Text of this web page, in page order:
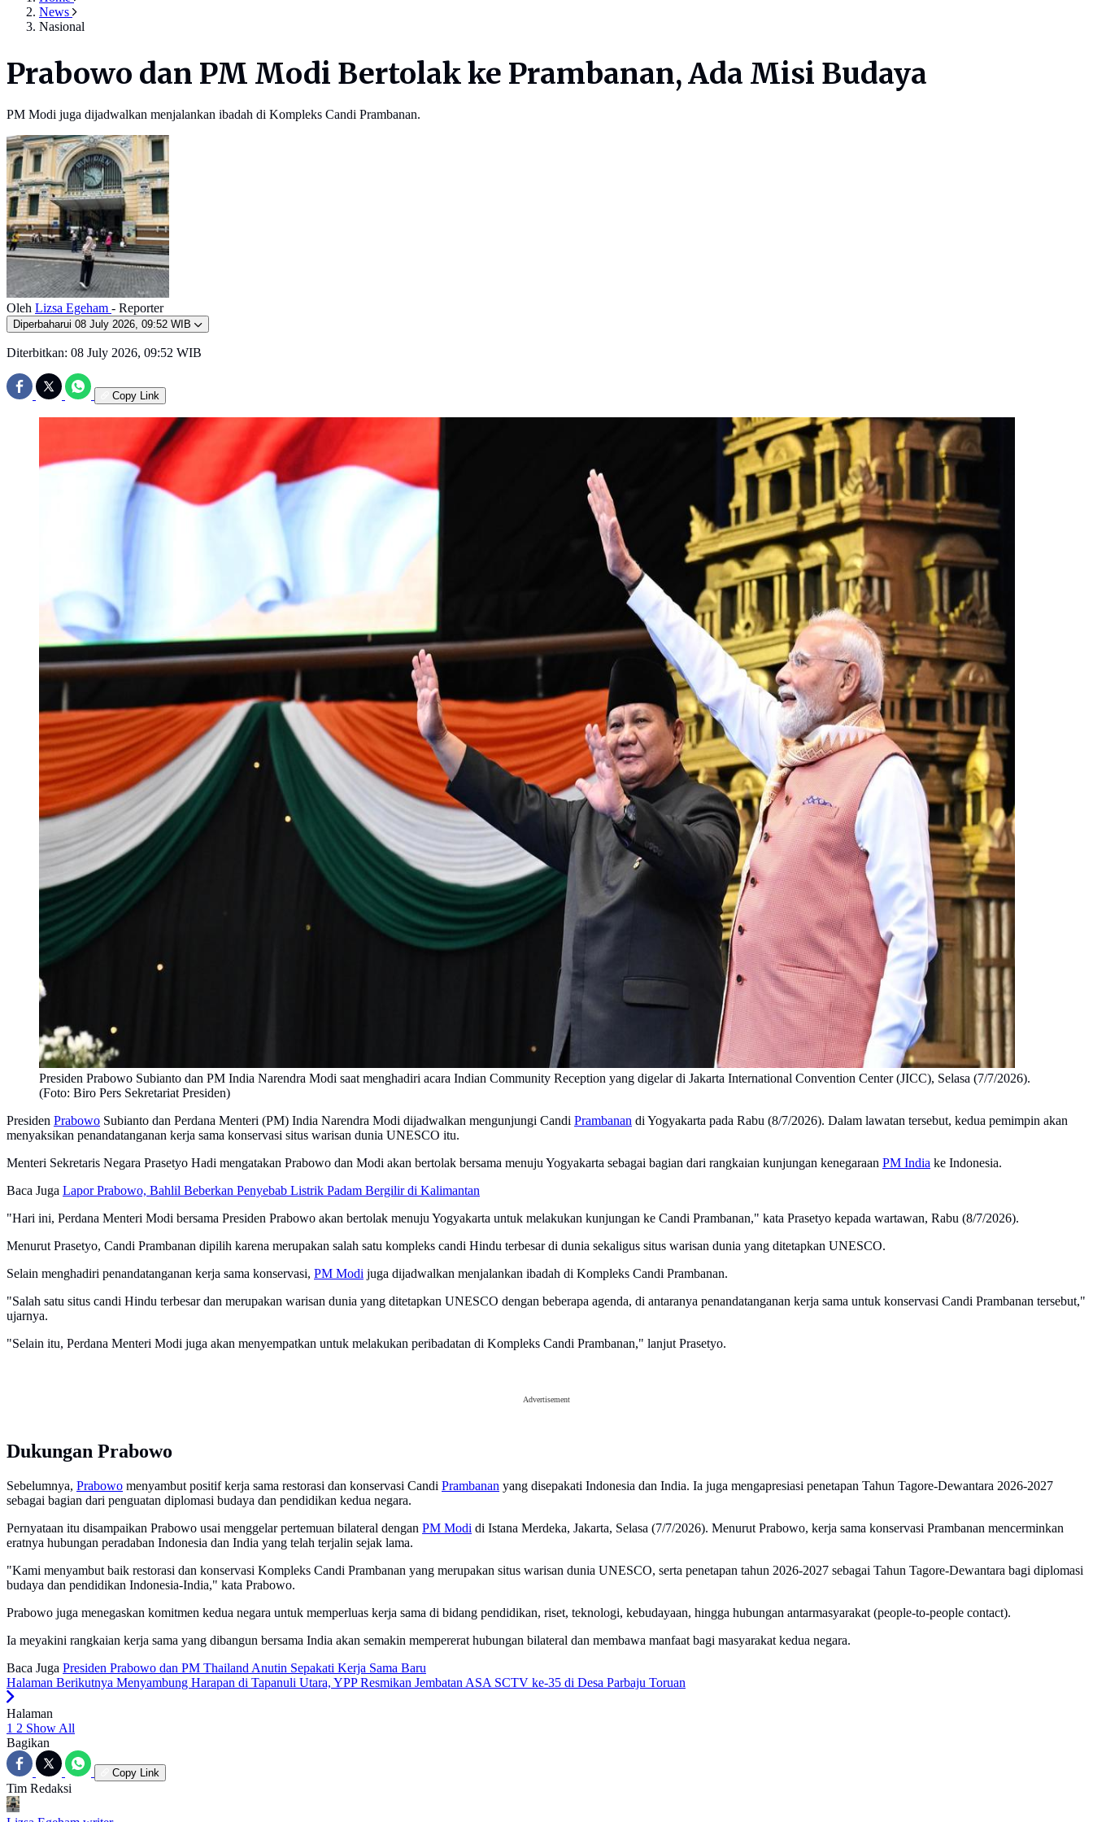
News
Nasional
Prabowo dan PM Modi Bertolak ke Prambanan, Ada Misi Budaya
PM Modi juga dijadwalkan menjalankan ibadah di Kompleks Candi Prambanan.
Oleh Lizsa Egeham - Reporter
Diperbaharui 08 July 2026, 09:52 WIB
Diterbitkan: 08 July 2026, 09:52 WIB
Copy Link
Presiden Prabowo Subianto dan PM India Narendra Modi saat menghadiri acara Indian Community Reception yang digelar di Jakarta International Convention Center (JICC), Selasa (7/7/2026).
(Foto: Biro Pers Sekretariat Presiden)
Presiden Prabowo Subianto dan Perdana Menteri (PM) India Narendra Modi dijadwalkan mengunjungi Candi Prambanan di Yogyakarta pada Rabu (8/7/2026). Dalam lawatan tersebut, kedua pemimpin akan
menyaksikan penandatanganan kerja sama konservasi situs warisan dunia UNESCO itu.
Menteri Sekretaris Negara Prasetyo Hadi mengatakan Prabowo dan Modi akan bertolak bersama menuju Yogyakarta sebagai bagian dari rangkaian kunjungan kenegaraan PM India ke Indonesia.
Baca Juga Lapor Prabowo, Bahlil Beberkan Penyebab Listrik Padam Bergilir di Kalimantan
"Hari ini, Perdana Menteri Modi bersama Presiden Prabowo akan bertolak menuju Yogyakarta untuk melakukan kunjungan ke Candi Prambanan," kata Prasetyo kepada wartawan, Rabu (8/7/2026).
Menurut Prasetyo, Candi Prambanan dipilih karena merupakan salah satu kompleks candi Hindu terbesar di dunia sekaligus situs warisan dunia yang ditetapkan UNESCO.
Selain menghadiri penandatanganan kerja sama konservasi, PM Modi juga dijadwalkan menjalankan ibadah di Kompleks Candi Prambanan.
"Salah satu situs candi Hindu terbesar dan merupakan warisan dunia yang ditetapkan UNESCO dengan beberapa agenda, di antaranya penandatanganan kerja sama untuk konservasi Candi Prambanan tersebut,"
ujarnya.
"Selain itu, Perdana Menteri Modi juga akan menyempatkan untuk melakukan peribadatan di Kompleks Candi Prambanan," lanjut Prasetyo.
Advertisement
Dukungan Prabowo
Sebelumnya, Prabowo menyambut positif kerja sama restorasi dan konservasi Candi Prambanan yang disepakati Indonesia dan India. Ia juga mengapresiasi penetapan Tahun Tagore-Dewantara 2026-2027
sebagai bagian dari penguatan diplomasi budaya dan pendidikan kedua negara.
Pernyataan itu disampaikan Prabowo usai menggelar pertemuan bilateral dengan PM Modi di Istana Merdeka, Jakarta, Selasa (7/7/2026). Menurut Prabowo, kerja sama konservasi Prambanan mencerminkan
eratnya hubungan peradaban Indonesia dan India yang telah terjalin sejak lama.
"Kami menyambut baik restorasi dan konservasi Kompleks Candi Prambanan yang merupakan situs warisan dunia UNESCO, serta penetapan tahun 2026-2027 sebagai Tahun Tagore-Dewantara bagi diplomasi
budaya dan pendidikan Indonesia-India," kata Prabowo.
Prabowo juga menegaskan komitmen kedua negara untuk memperluas kerja sama di bidang pendidikan, riset, teknologi, kebudayaan, hingga hubungan antarmasyarakat (people-to-people contact).
Ia meyakini rangkaian kerja sama yang dibangun bersama India akan semakin mempererat hubungan bilateral dan membawa manfaat bagi masyarakat kedua negara.
Baca Juga Presiden Prabowo dan PM Thailand Anutin Sepakati Kerja Sama Baru
Halaman Berikutnya Menyambung Harapan di Tapanuli Utara, YPP Resmikan Jembatan ASA SCTV ke-35 di Desa Parbaju Toruan
Halaman
1 2 Show All
Bagikan
Copy Link
Tim Redaksi